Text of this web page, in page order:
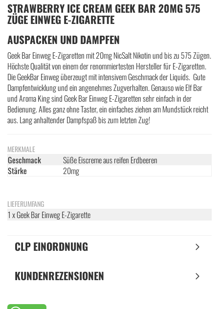
STRAWBERRY ICE CREAM GEEK BAR 20MG 575
ZÜGE EINWEG E-ZIGARETTE
AUSPACKEN UND DAMPFEN
Geek Bar Einweg E-Zigaretten mit 20mg NicSalt Nikotin und bis zu 575 Zügen.
Höchste Qualität von einem der renommiertesten Hersteller für E-Zigaretten.
Die GeekBar Einweg überzeugt mit intensivem Geschmack der Liquids. Gute
Dampfentwicklung und ein angenehmes Zugverhalten. Genauso wie Elf Bar
und Aroma King sind Geek Bar Einweg E-Zigaretten sehr einfach in der
Bedienung. Alles ganz ohne Taster, ein einfaches ziehen am Mundstück reicht
aus. Lang anhaltender Dampfspaß bis zum letzten Zug!
MERKMALE
Geschmack
Süße Eiscreme aus reifen Erdbeeren
Stärke
20mg
LIEFERUMFANG
1 x Geek Bar Einweg E-Zigarette
CLP EINORDNUNG
KUNDENREZENSIONEN